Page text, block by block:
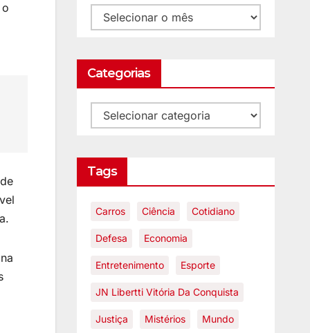
Categorias
Tags
Carros Ciência Cotidiano
Defesa Economia
Entretenimento Esporte
JN Libertti Vitória Da Conquista
Justiça Mistérios Mundo